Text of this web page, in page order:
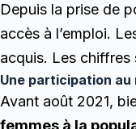
Depuis la prise de
accès à l’emploi.
acquis. Les chiffres
Une participation
Avant août 2021,
femmes à la